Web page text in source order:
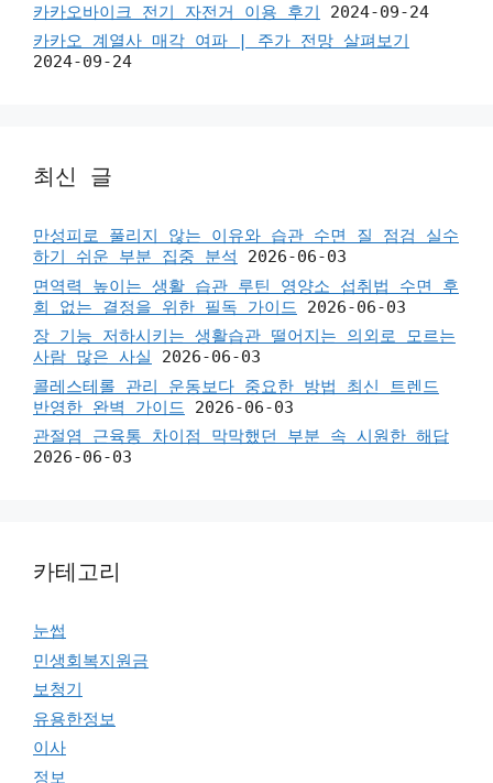
카카오바이크 전기 자전거 이용 후기
2024-09-24
카카오 계열사 매각 여파 | 주가 전망 살펴보기
2024-09-24
최신 글
만성피로 풀리지 않는 이유와 습관 수면 질 점검 실수
하기 쉬운 부분 집중 분석
2026-06-03
면역력 높이는 생활 습관 루틴 영양소 섭취법 수면 후
회 없는 결정을 위한 필독 가이드
2026-06-03
장 기능 저하시키는 생활습관 떨어지는 의외로 모르는
사람 많은 사실
2026-06-03
콜레스테롤 관리 운동보다 중요한 방법 최신 트렌드
반영한 완벽 가이드
2026-06-03
관절염 근육통 차이점 막막했던 부분 속 시원한 해답
2026-06-03
카테고리
눈썹
민생회복지원금
보청기
유용한정보
이사
정보